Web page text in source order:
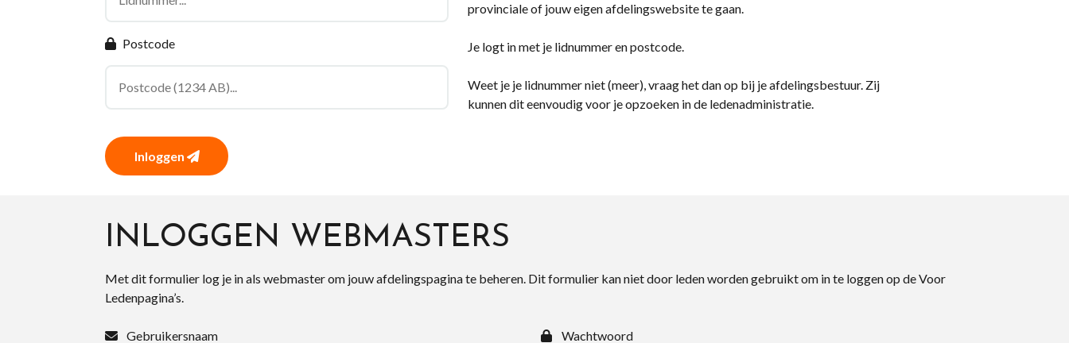
Postcode
Inloggen
provinciale of jouw eigen afdelingswebsite te gaan.
Je logt in met je lidnummer en postcode.
Weet je je lidnummer niet (meer), vraag het dan op bij je afdelingsbestuur. Zij
kunnen dit eenvoudig voor je opzoeken in de ledenadministratie.
INLOGGEN WEBMASTERS
Met dit formulier log je in als webmaster om jouw afdelingspagina te beheren. Dit formulier kan niet door leden worden gebruikt om in te loggen op de Voor
Ledenpagina’s.
Gebruikersnaam Wachtwoord